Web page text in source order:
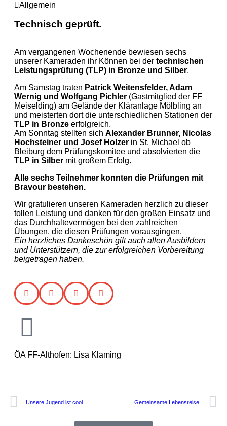
Allgemein
Technisch geprüft.
Am vergangenen Wochenende bewiesen sechs
unserer Kameraden ihr Können bei der technischen
Leistungsprüfung (TLP) in Bronze und Silber.
Am Samstag traten Patrick Weitensfelder, Adam
Wernig und Wolfgang Pichler (Gastmitglied der FF
Meiselding) am Gelände der Kläranlage Mölbling an
und meisterten dort die unterschiedlichen Stationen der
TLP in Bronze erfolgreich.
Am Sonntag stellten sich Alexander Brunner, Nicolas
Hochsteiner und Josef Holzer in St. Michael ob
Bleiburg dem Prüfungskomitee und absolvierten die
TLP in Silber mit großem Erfolg.
Alle sechs Teilnehmer konnten die Prüfungen mit
Bravour bestehen.
Wir gratulieren unseren Kameraden herzlich zu dieser
tollen Leistung und danken für den großen Einsatz und
das Durchhaltevermögen bei den zahlreichen
Übungen, die diesen Prüfungen vorausgingen.
Ein herzliches Dankeschön gilt auch allen Ausbildern
und Unterstützern, die zur erfolgreichen Vorbereitung
beigetragen haben.
ÖA FF-Althofen: Lisa Klaming
Unsere Jugend ist cool. Gemeinsame Lebensreise.